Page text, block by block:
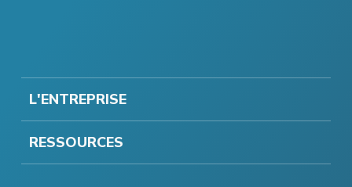
L'ENTREPRISE
RESSOURCES